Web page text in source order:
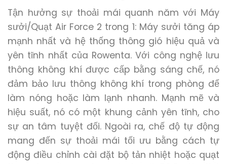
Tận hưởng sự thoải mái quanh năm với Máy
sưởi/Quạt Air Force 2 trong 1: Máy sưởi tăng áp
mạnh nhất và hệ thống thông gió hiệu quả và
yên tĩnh nhất của Rowenta. Với công nghệ lưu
thông không khí được cấp bằng sáng chế, nó
đảm bảo lưu thông không khí trong phòng để
làm nóng hoặc làm lạnh nhanh. Mạnh mẽ và
hiệu suất, nó có một khung cảnh yên tĩnh, cho
sự an tâm tuyệt đối. Ngoài ra, chế độ tự động
mang đến sự thoải mái tối ưu bằng cách tự
động điều chỉnh cài đặt bộ tản nhiệt hoặc quạt